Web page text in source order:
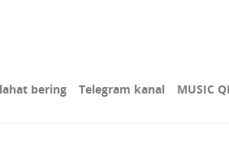
bering Telegram kanal MUSIC